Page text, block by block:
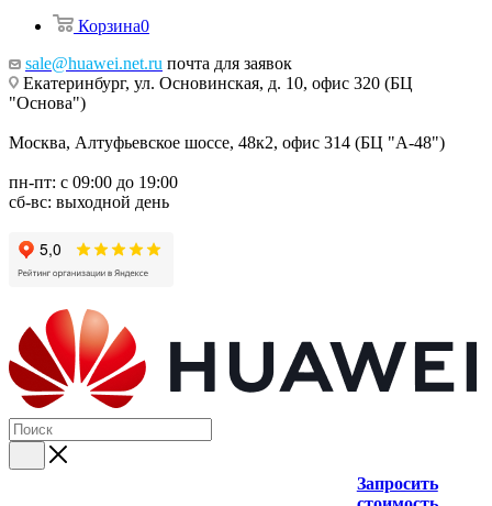
Корзина0
sale@huawei.net.ru почта для заявок
Екатеринбург, ул. Основинская, д. 10, офис 320 (БЦ
"Основа")
Москва, Алтуфьевское шоссе, 48к2, офис 314 (БЦ "А-48")
пн-пт: с 09:00 до 19:00
сб-вс: выходной день
Запросить